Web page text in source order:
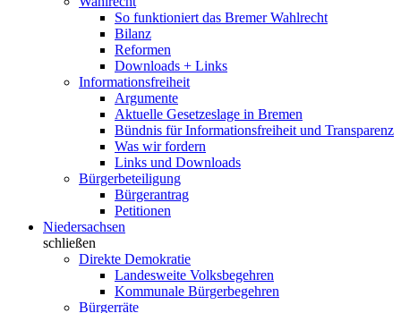
So funktioniert das Bremer Wahlrecht
Bilanz
Reformen
Downloads + Links
Informationsfreiheit
Argumente
Aktuelle Gesetzeslage in Bremen
Bündnis für Informationsfreiheit und Transparenz
Was wir fordern
Links und Downloads
Bürgerbeteiligung
Bürgerantrag
Petitionen
Niedersachsen
schließen
Direkte Demokratie
Landesweite Volksbegehren
Kommunale Bürgerbegehren
Bürgerräte